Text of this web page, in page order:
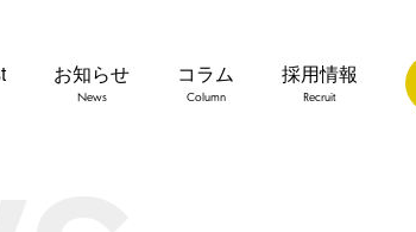
お知らせ
News
コラム
Column
採用情報
Recruit